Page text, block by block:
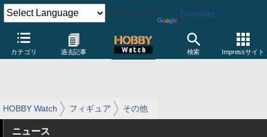
Powered by Translate
カテゴリ 過去記事 検索 Impressサイト
HOBBY Watch フィギュア その他
ニュース